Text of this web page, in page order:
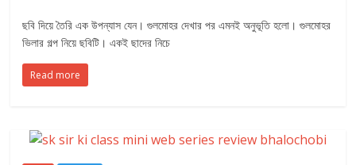
ছবি দিয়ে তৈরি এক উপন্যাস যেন। গুলমোহর দেখার পর এমনই অনুভূতি হলো। গুলমোহর
ভিলার গল্প নিয়ে ছবিটি। একই ছাদের নিচে
Read more